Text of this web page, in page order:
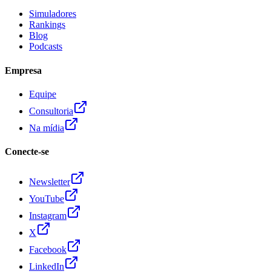
Simuladores
Rankings
Blog
Podcasts
Empresa
Equipe
Consultoria
Na mídia
Conecte-se
Newsletter
YouTube
Instagram
X
Facebook
LinkedIn